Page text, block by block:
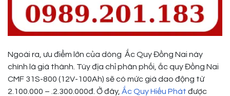
Ngoài ra, ưu điểm lớn của dòng Ắc Quy Đồng Nai này
chính là giá thành. Tùy địa chỉ phân phối, ắc quy Đồng Nai
CMF 31S-800 (12V-100Ah) sẽ có mức giá dao động từ
2.100.000 – .2.300.000đ. Ở đây, Ắc Quy Hiếu Phát được